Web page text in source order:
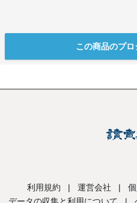
この商品のプ
利用規約 | 運営会社 |